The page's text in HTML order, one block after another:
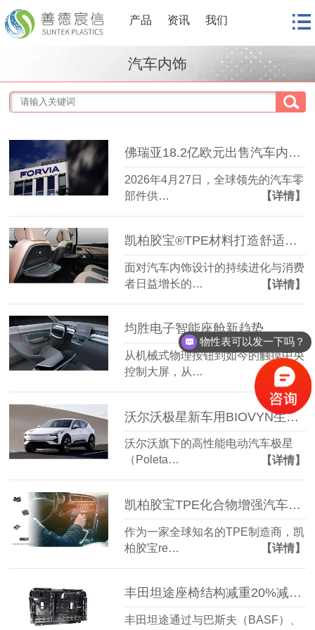
产品 资讯 我们
汽车内饰
佛瑞亚18.2亿欧元出售汽车内饰业务
2026年4月27日，全球领先的汽车零
部件供…
【详情】
凯柏胶宝®TPE材料打造舒适汽车内饰体验
面对汽车内饰设计的持续进化与消费
者日益增长的…
【详情】
均胜电子智能座舱新趋势
从机械式物理按钮到如今的触摸中央
控制大屏，从…
【详情】
沃尔沃极星新车用BIOVYN生物基PVC造座椅内饰
沃尔沃旗下的高性能电动汽车极星
（Poleta…
【详情】
凯柏胶宝TPE化合物增强汽车音响性能
作为一家全球知名的TPE制造商，凯
柏胶宝re…
【详情】
丰田坦途座椅结构减重20%减重降本20%
丰田坦途通过与巴斯夫（BASF）、
物性表可以发一下吗？